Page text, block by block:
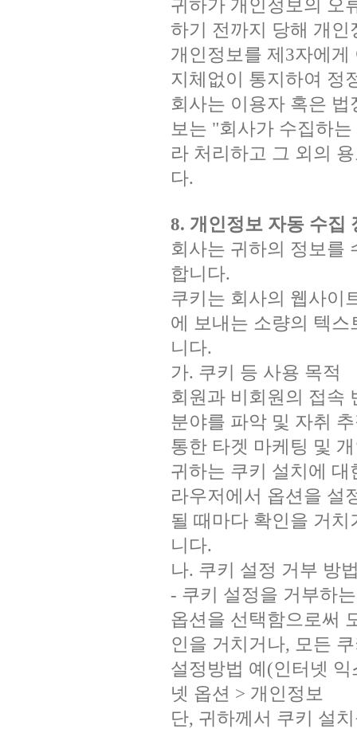
귀하가 개인정보의 오
하기 전까지 당해 개
개인정보를 제3자에
지체없이 통지하여 정
회사는 이용자 혹은
보는 "회사가 수집하
라 처리하고 그 외의
다.
8. 개인정보 자동 수집
회사는 귀하의 정보를
합니다.
쿠키는 회사의 웹사이
에 보내는 소량의 텍
니다.
가. 쿠키 등 사용 목적
회원과 비회원의 접속
분야를 파악 및 자취
통한 타겟 마케팅 및
귀하는 쿠키 설치에
라우저에서 옵션을 설
될 때마다 확인을 거
니다.
나. 쿠키 설정 거부 방
- 쿠키 설정을 거부하
옵션을 선택함으로써
인을 거치거나, 모든
설정방법 예(인터넷
넷 옵션 > 개인정보
단, 귀하께서 쿠키 설